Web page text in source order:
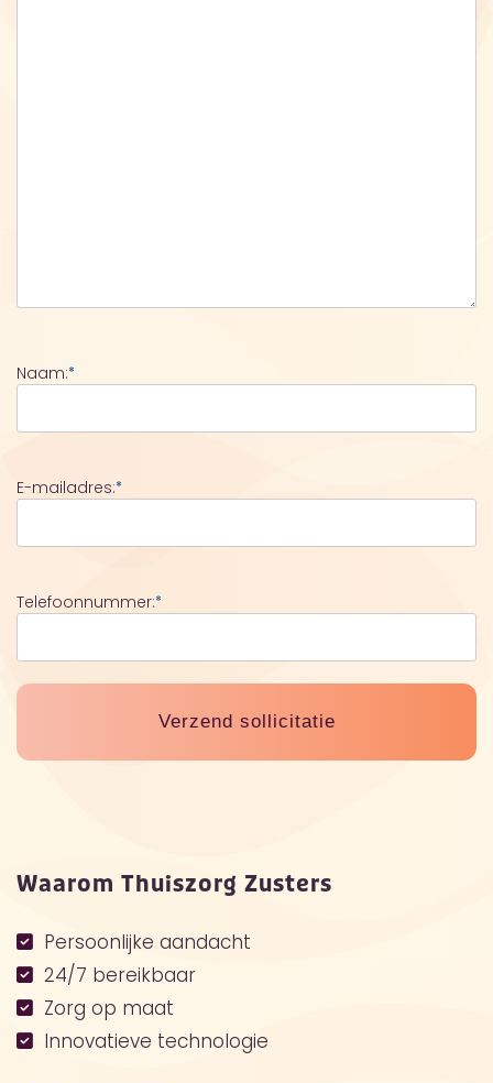
Naam:*
E-mailadres:*
Telefoonnummer:*
Waarom Thuiszorg Zusters
Persoonlijke aandacht
24/7 bereikbaar
Zorg op maat
Innovatieve technologie